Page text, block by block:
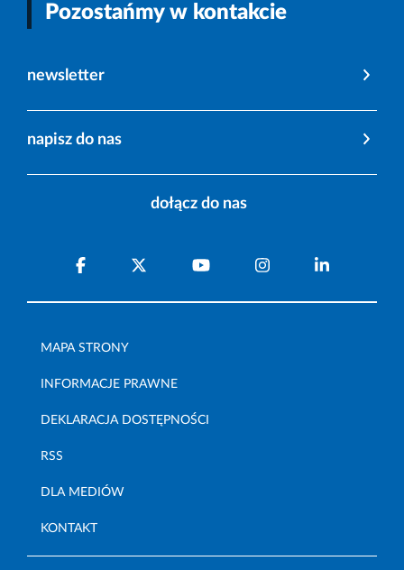
Pozostańmy w kontakcie
newsletter
napisz do nas
dołącz do nas
MAPA STRONY
INFORMACJE PRAWNE
DEKLARACJA DOSTĘPNOŚCI
RSS
DLA MEDIÓW
KONTAKT